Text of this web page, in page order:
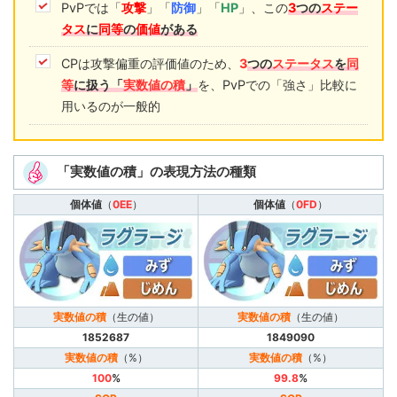
PvPでは「攻撃 」「防御 」「HP 」、この3つのステー
タスに同等の価値がある
CPは攻撃偏重の評価値のため、 3つのステータスを同
等に扱う「実数値の積」を、PvPでの「強さ」比較に
用いるのが一般的
「実数値の積」の表現方法の種類
個体値（0EE） 個体値 （0FD ）
実数値の積（生の値） 実数値の積 （生の値）
1852687
1849090
実数値の積（%） 実数値の積 （%）
100% 99.8%